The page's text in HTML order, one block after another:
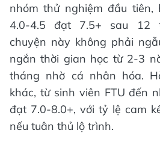
nhóm thử nghiệm đầu
4.0-4.5 đạt 7.5+ sau 12
chuyện này không phải
ngắn thời gian học từ 2-3
tháng nhờ cá nhân hóa.
khác, từ sinh viên FTU đến
đạt 7.0-8.0+, với tỷ lệ cam
nếu tuân thủ lộ trình.